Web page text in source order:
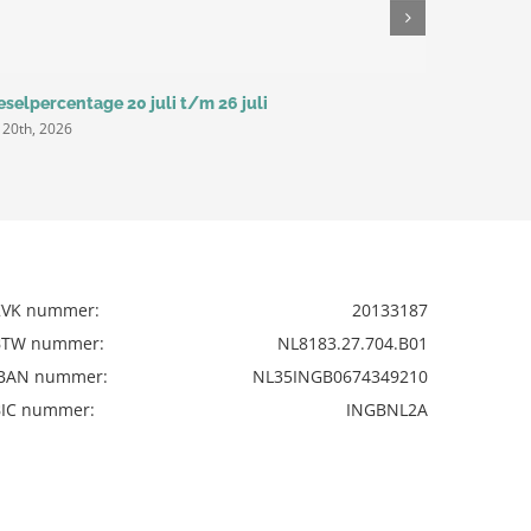
20 juli t/m 26 juli
2026
nummer:
20133187
nummer:
NL8183.27.704.B01
nummer:
NL35INGB0674349210
nummer:
INGBNL2A